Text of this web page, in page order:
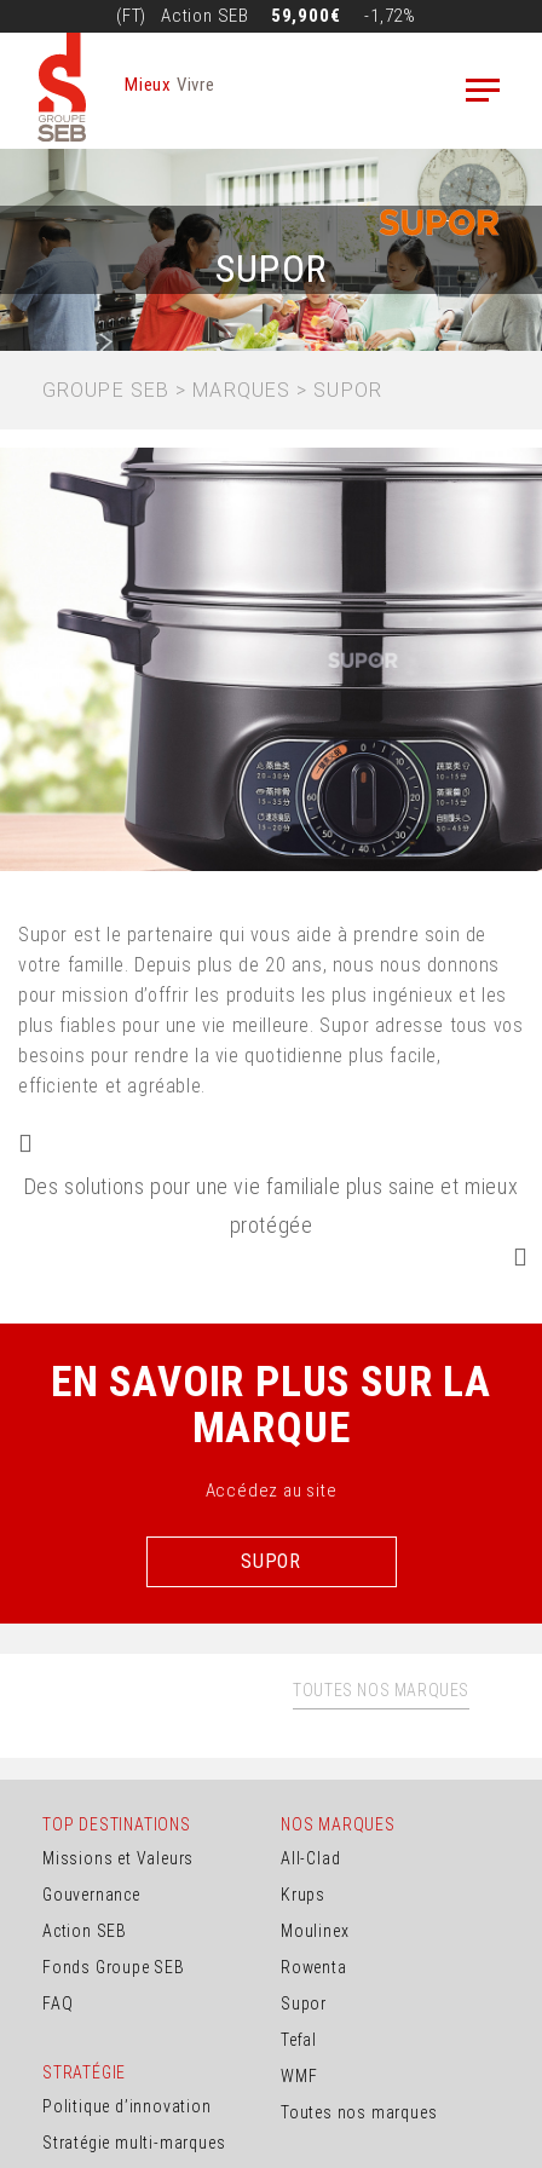
contenu
principal
(FT) Action SEB 59,900€ -1,72%
Mieux Vivre
SUPOR
FIL
D'ARIANE
GROUPE SEB MARQUES SUPOR
Supor est le partenaire qui vous aide à prendre soin de
votre famille. Depuis plus de 20 ans, nous nous donnons
pour mission d’offrir les produits les plus ingénieux et les
plus fiables pour une vie meilleure. Supor adresse tous vos
besoins pour rendre la vie quotidienne plus facile,
efficiente et agréable.
Des solutions pour une vie familiale plus saine et mieux
protégée
EN SAVOIR PLUS SUR LA
MARQUE
Accédez au site
SUPOR
SUPOR
TOUTES NOS MARQUES
TOP DESTINATIONS
Missions et Valeurs
Gouvernance
Action SEB
Fonds Groupe SEB
FAQ
STRATÉGIE
Politique d’innovation
Stratégie multi-marques
NOS MARQUES
All-Clad
Krups
Moulinex
Rowenta
Supor
Tefal
WMF
Toutes nos marques